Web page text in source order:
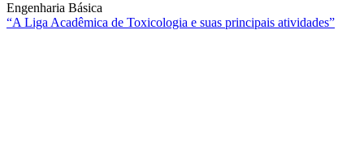
Engenharia Básica
“A Liga Acadêmica de Toxicologia e suas principais atividades”